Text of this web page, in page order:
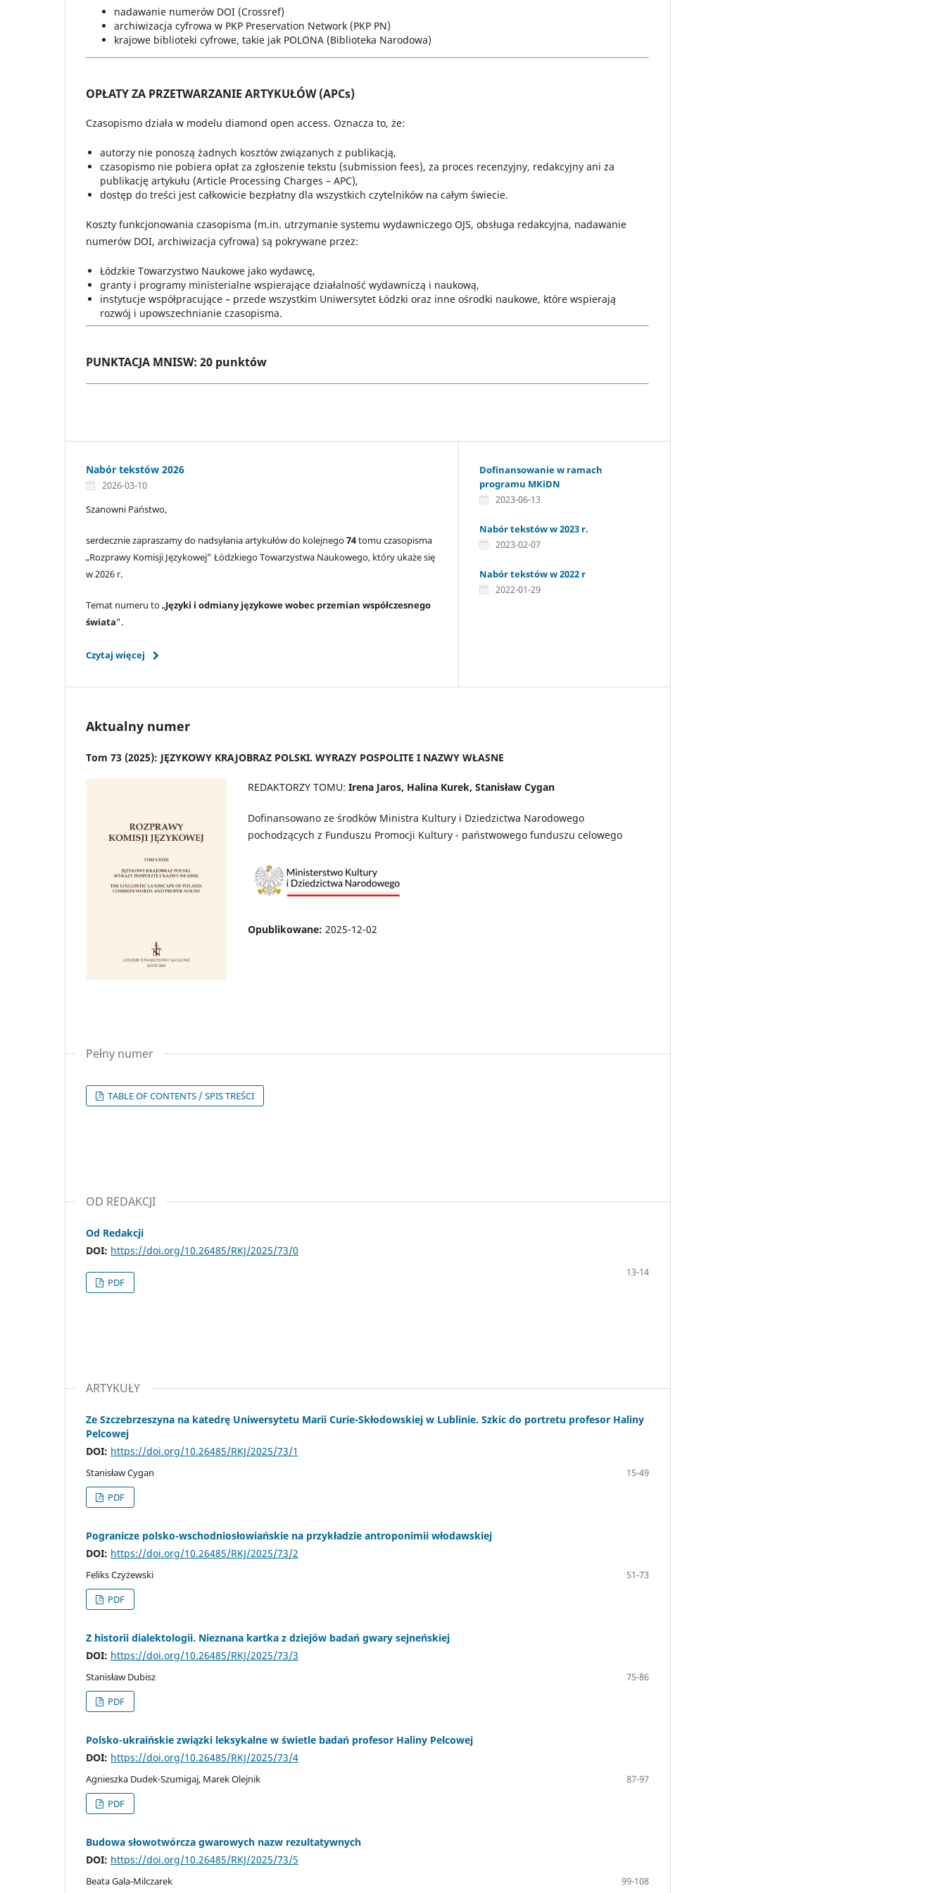
nadawanie numerów DOI (Crossref)
archiwizacja cyfrowa w PKP Preservation Network (PKP PN)
krajowe biblioteki cyfrowe, takie jak POLONA (Biblioteka Narodowa)
OPŁATY ZA PRZETWARZANIE ARTYKUŁÓW (APCs)
Czasopismo działa w modelu diamond open access. Oznacza to, że:
autorzy nie ponoszą żadnych kosztów związanych z publikacją,
czasopismo nie pobiera opłat za zgłoszenie tekstu (submission fees), za proces recenzyjny, redakcyjny ani za
publikację artykułu (Article Processing Charges – APC),
dostęp do treści jest całkowicie bezpłatny dla wszystkich czytelników na całym świecie.
Koszty funkcjonowania czasopisma (m.in. utrzymanie systemu wydawniczego OJS, obsługa redakcyjna, nadawanie
numerów DOI, archiwizacja cyfrowa) są pokrywane przez:
Łódzkie Towarzystwo Naukowe jako wydawcę,
granty i programy ministerialne wspierające działalność wydawniczą i naukową,
instytucje współpracujące – przede wszystkim Uniwersytet Łódzki oraz inne ośrodki naukowe, które wspierają
rozwój i upowszechnianie czasopisma.
PUNKTACJA MNISW: 20 punktów
Nabór tekstów 2026
2026-03-10
Szanowni Państwo,
serdecznie zapraszamy do nadsyłania artykułów do kolejnego74tomu czasopisma
„Rozprawy Komisji Językowej” Łódzkiego Towarzystwa Naukowego, który ukaże się
w 2026 r.
Temat numeru to „Języki i odmiany językowe wobec przemian współczesnego
świata”.
Czytaj więcej
Dofinansowanie w ramach
programu MKiDN
2023-06-13
Nabór tekstów w 2023 r.
2023-02-07
Nabór tekstów w 2022 r
2022-01-29
Aktualny numer
Tom 73 (2025): JĘZYKOWY KRAJOBRAZ POLSKI. WYRAZY POSPOLITE I NAZWY WŁASNE
REDAKTORZY TOMU: Irena Jaros, Halina Kurek, Stanisław Cygan
Dofinansowano ze środków Ministra Kultury i Dziedzictwa Narodowego
pochodzących z Funduszu Promocji Kultury - państwowego funduszu celowego
Opublikowane: 2025-12-02
Pełny numer
TABLE OF CONTENTS / SPIS TREŚCI
OD REDAKCJI
Od Redakcji
DOI: https://doi.org/10.26485/RKJ/2025/73/0
13-14
PDF
ARTYKUŁY
Ze Szczebrzeszyna na katedrę Uniwersytetu Marii Curie-Skłodowskiej w Lublinie. Szkic do portretu profesor Haliny
Pelcowej
DOI: https://doi.org/10.26485/RKJ/2025/73/1
Stanisław Cygan
15-49
PDF
Pogranicze polsko-wschodniosłowiańskie na przykładzie antroponimii włodawskiej
DOI: https://doi.org/10.26485/RKJ/2025/73/2
Feliks Czyżewski
51-73
PDF
Z historii dialektologii. Nieznana kartka z dziejów badań gwary sejneńskiej
DOI: https://doi.org/10.26485/RKJ/2025/73/3
Stanisław Dubisz
75-86
PDF
Polsko-ukraińskie związki leksykalne w świetle badań profesor Haliny Pelcowej
DOI: https://doi.org/10.26485/RKJ/2025/73/4
Agnieszka Dudek-Szumigaj, Marek Olejnik
87-97
PDF
Budowa słowotwórcza gwarowych nazw rezultatywnych
DOI: https://doi.org/10.26485/RKJ/2025/73/5
Beata Gala-Milczarek 99-108